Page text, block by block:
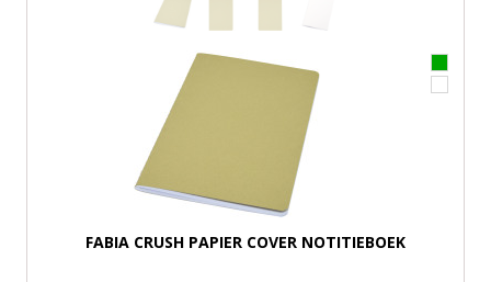
FABIA CRUSH PAPIER COVER NOTITIEBOEK